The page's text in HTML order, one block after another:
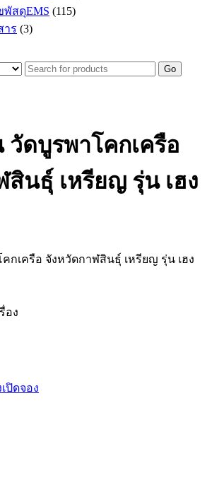
พัสดุEMS (115)
าร (3)
Go
วัดบูรพาโคกเครือ
สินธุ์ เหรียญ รุ่น เฮง
กเครือ จังหวัดกาฬสินธุ์ เหรียญ รุ่น เฮง
อง
ปิดจอง